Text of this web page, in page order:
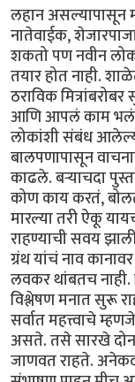
लहान असल्यापासून
नातेवाईक,
शकतो पण नवीन
तयार होत नाही.
ठराविक
आणि आपलं काम भलं.
लोकांशी संबंध
बालपणापासून
काढले. बऱ्याचदा
कोण काय करतं,
मारल्या तरी ऐकू
राहण्याची सवय
ग्रंथ यांचं नाव
लवकर थांबतच नाही.
विश्लेषण मनात सुरू
सर्वात महत्त्वाचे
असते. तसे सारखे
जाणवत राहते.